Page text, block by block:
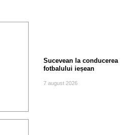
Sucevean la conducerea
fotbalului ieșean
7 august 2026